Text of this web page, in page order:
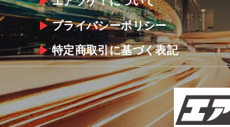
プライバシーポリシー
特定商取引に基づく表記